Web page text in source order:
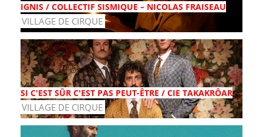
IGNIS / COLLECTIF SISMIQUE – NICOLAS FRAISEAU
VILLAGE DE CIRQUE
SI C'EST SÛR C'EST PAS PEUT-ÊTRE / CIE TAKAKRÔAR
VILLAGE DE CIRQUE